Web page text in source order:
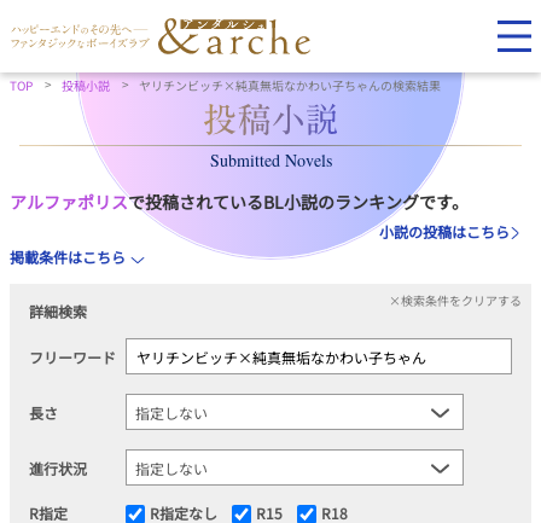
TOP 投稿小説 ヤリチンビッチ×純真無垢なかわい子ちゃんの検索結果
Submitted Novels
アルファポリスで投稿されているBL小説のランキングです。
小説の投稿はこちら
掲載条件はこちら
詳細検索
×検索条件をクリアする
フリーワード
長さ
進行状況
R指定 R指定なし R15 R18